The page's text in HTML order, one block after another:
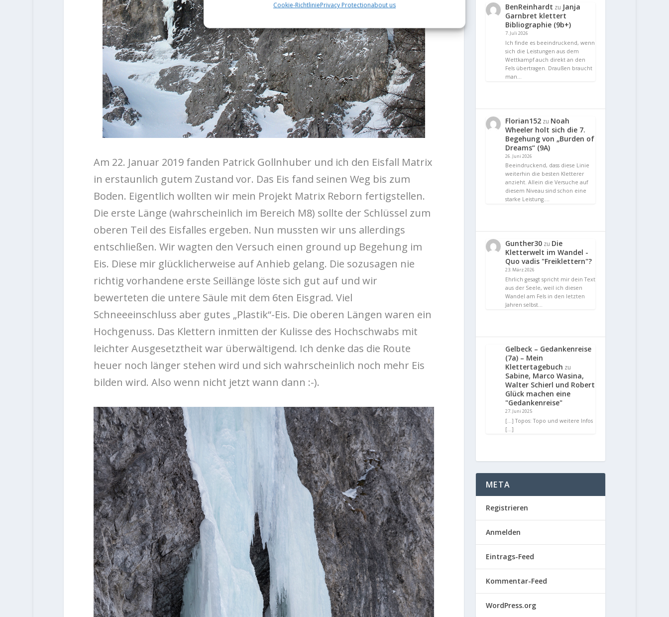
Cookie-RichtliniePrivacy Protectionabout us
Am 22. Januar 2019 fanden Patrick Gollnhuber und ich den Eisfall Matrix
in erstaunlich gutem Zustand vor. Das Eis fand seinen Weg bis zum
Boden. Eigentlich wollten wir mein Projekt Matrix Reborn fertigstellen.
Die erste Länge (wahrscheinlich im Bereich M8) sollte der Schlüssel zum
oberen Teil des Eisfalles ergeben. Nun mussten wir uns allerdings
entschließen. Wir wagten den Versuch einen ground up Begehung im
Eis. Diese mir glücklicherweise auf Anhieb gelang. Die sozusagen nie
richtig vorhandene erste Seillänge löste sich gut auf und wir
bewerteten die untere Säule mit dem 6ten Eisgrad. Viel
Schneeeinschluss aber gutes „Plastik“-Eis. Die oberen Längen waren ein
Hochgenuss. Das Klettern inmitten der Kulisse des Hochschwabs mit
leichter Ausgesetztheit war überwältigend. Ich denke das die Route
heuer noch länger stehen wird und sich wahrscheinlich noch mehr Eis
bilden wird. Also wenn nicht jetzt wann dann :-).
BenReinhardt zu Janja
Garnbret klettert
Bibliographie (9b+)
7. Juli 2026
Ich finde es beeindruckend, wenn
sich die Leistungen aus dem
Wettkampf auch direkt an den
Fels übertragen. Draußen braucht
man…
Florian152 zu Noah
Wheeler holt sich die 7.
Begehung von „Burden of
Dreams“ (9A)
26. Juni 2026
Beeindruckend, dass diese Linie
weiterhin die besten Kletterer
anzieht. Allein die Versuche auf
diesem Niveau sind schon eine
starke Leistung.…
Gunther30 zu Die
Kletterwelt im Wandel -
Quo vadis "Freiklettern"?
23. März 2026
Ehrlich gesagt spricht mir dein Text
aus der Seele, weil ich diesen
Wandel am Fels in den letzten
Jahren selbst…
Gelbeck – Gedankenreise
(7a) – Mein
Klettertagebuch zu
Sabine, Marco Wasina,
Walter Schierl und Robert
Glück machen eine
"Gedankenreise"
27. Juni 2025
[…] Topos: Topo und weitere Infos
[…]
META
Registrieren
Anmelden
Eintrags-Feed
Kommentar-Feed
WordPress.org